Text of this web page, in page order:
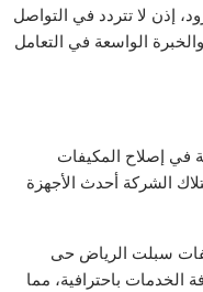
إذن لا تتردد في التواصل
الواسعة في التعامل
في إصلاح المكيفات
الشركة أحدث الأجهزة
سبلت الرياض حى
الخدمات باحترافية، مما